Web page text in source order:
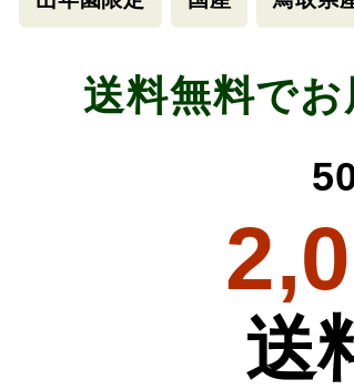
送料無料でお
送